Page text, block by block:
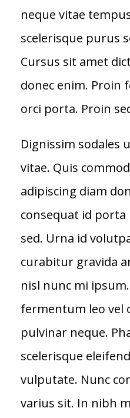
neque vitae
scelerisque purus
Cursus sit amet
donec enim. Proin
orci porta. Proin
Dignissim sodales
vitae. Quis
adipiscing diam
consequat id
sed. Urna id
curabitur gravida
nisl nunc mi
fermentum leo vel
pulvinar neque.
scelerisque
vulputate. Nunc
varius sit. In nibh